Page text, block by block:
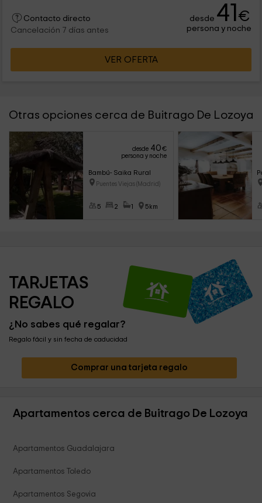
Contacto directo
Cancelación 7 días antes
desde 41€
persona y noche
VER OFERTA
Otras opciones cerca de Buitrago De Lozoya
desde 40€
persona y noche
Bambú- Saika Rural
Puentes Viejas (Madrid)
5 2 1 5km
TARJETAS
REGALO
¿No sabes qué regalar?
Regalo fácil y sin fecha de caducidad
Comprar una tarjeta regalo
Apartamentos cerca de Buitrago De Lozoya
Apartamentos Guadalajara
Apartamentos Toledo
Apartamentos Segovia